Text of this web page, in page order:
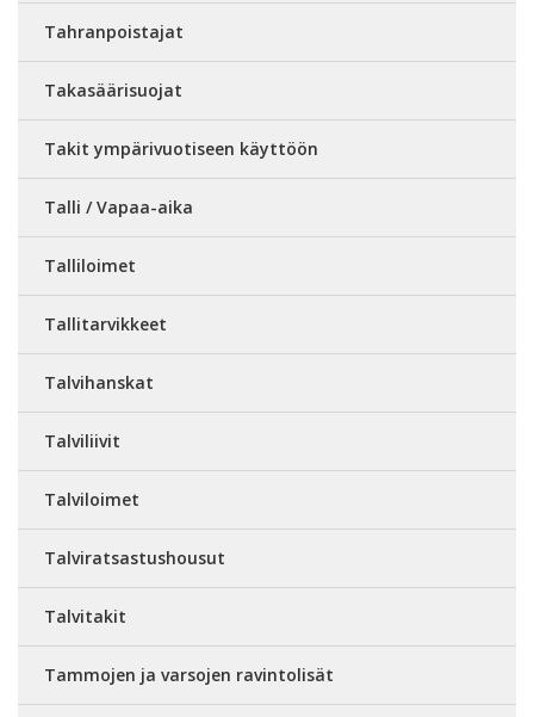
Tahranpoistajat
Takasäärisuojat
Takit ympärivuotiseen käyttöön
Talli / Vapaa-aika
Talliloimet
Tallitarvikkeet
Talvihanskat
Talviliivit
Talviloimet
Talviratsastushousut
Talvitakit
Tammojen ja varsojen ravintolisät